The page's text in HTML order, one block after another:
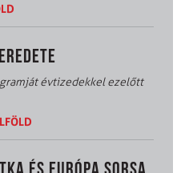
évtizedekkel ezelőtt